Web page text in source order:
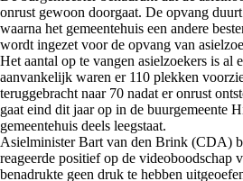
onrust gewoon doorgaat. De opvang
waarna het gemeentehuis een andere
wordt ingezet voor de opvang van
Het aantal op te vangen asielzoekers is al
aanvankelijk waren er 110 plekken
teruggebracht naar 70 nadat er onrust
gaat eind dit jaar op in de buurgemeente
gemeentehuis deels leegstaat.
Asielminister Bart van den Brink (CDA)
reageerde positief op de videoboodschap
benadrukte geen druk te hebben